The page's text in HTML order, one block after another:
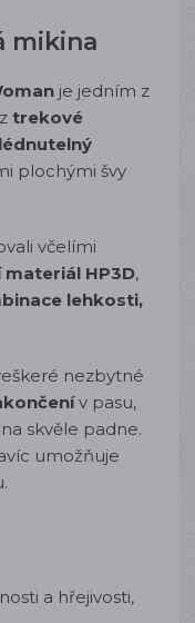
mikina
je jedním z
trekové
plochými švy
včelími
materiál HP3D,
lehkosti,
nezbytné
v pasu,
skvěle padne.
umožňuje
a hřejivosti,